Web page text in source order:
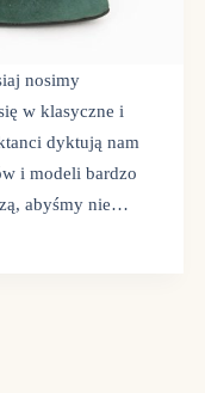
nosimy
w klasyczne i
dyktują nam
i modeli bardzo
abyśmy nie…